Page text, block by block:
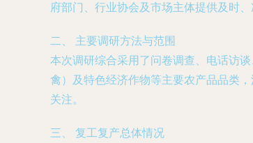
府部门、行业协会及市场主体提供及时
二、 主要调研方法与范围
本次调研综合采用了问卷调查、电话访
禽）及特色经济作物等主要农产品品类
关注。
三、 复工复产总体情况